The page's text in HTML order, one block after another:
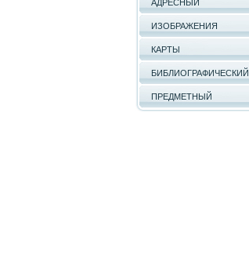
АДРЕСНЫЙ
ИЗОБРАЖЕНИЯ
КАРТЫ
БИБЛИОГРАФИЧЕСКИЙ
ПРЕДМЕТНЫЙ